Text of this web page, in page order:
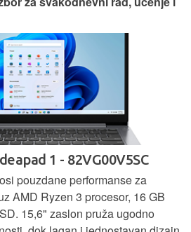
1 - 82VG00V5SC
pouzdane performanse za
AMD Ryzen 3 procesor, 16 GB
15,6" zaslon pruža ugodno